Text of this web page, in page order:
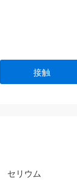
接触
セリウム